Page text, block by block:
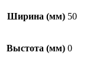
Ширина (мм) 50
Выстота (мм) 0